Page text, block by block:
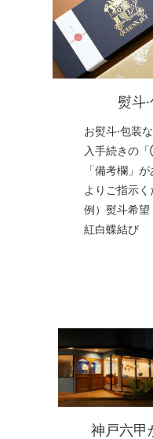
熨斗
お熨斗·包装
入手続きの
「備考欄」
よりご指示く
例）熨斗希
紅白蝶結び
神戸六甲